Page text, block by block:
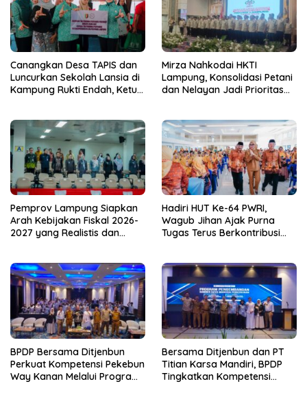
Canangkan Desa TAPIS dan
Luncurkan Sekolah Lansia di
Kampung Rukti Endah, Ketua
dari Desa
Mirza Nahkodai HKTI
Lampung, Konsolidasi Petani
dan Nelayan Jadi Prioritas
Pemprov Lampung Siapkan
Arah Kebijakan Fiskal 2026-
2027 yang Realistis dan
Hadiri HUT Ke-64 PWRI,
Wagub Jihan Ajak Purna
Tugas Terus Berkontribusi
BPDP Bersama Ditjenbun
Perkuat Kompetensi Pekebun
Way Kanan Melalui Program
Bersama Ditjenbun dan PT
Titian Karsa Mandiri, BPDP
Tingkatkan Kompetensi